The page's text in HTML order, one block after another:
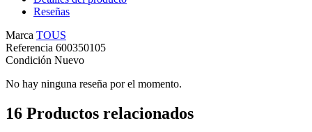
Reseñas
Marca TOUS
Referencia 600350105
Condición Nuevo
No hay ninguna reseña por el momento.
16 Productos relacionados